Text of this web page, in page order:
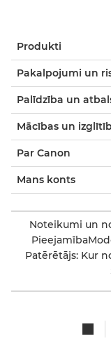
Produkti
Pakalpojumi un
Palīdzība un
Mācības un
Par Canon
Mans konts
Noteikumi un
Pieejamība
Patērētājs: Kur